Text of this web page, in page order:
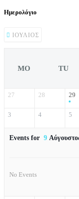
Ημερολόγιο
ΙΟΎΛΙΟΣ
MO TU
27 28 29
3 4 5
Events for 9
No Events